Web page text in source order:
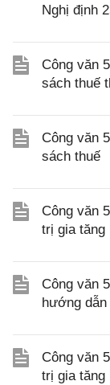
Nghị định
Công văn
sách thuế
Công văn
sách thuế
Công văn
trị gia tăng
Công văn
hướng
Công văn
trị gia tăng